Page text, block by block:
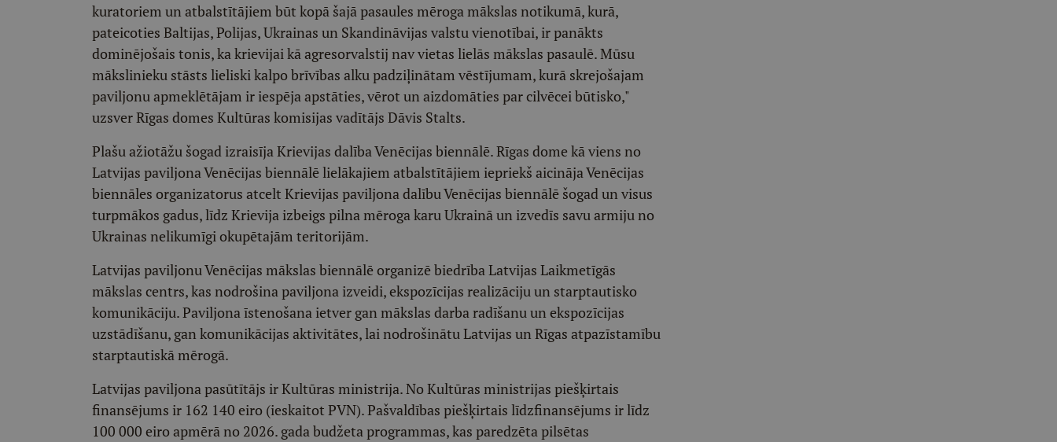
kuratoriem un atbalstītājiem būt kopā šajā pasaules mēroga mākslas notikumā, kurā,
pateicoties Baltijas, Polijas, Ukrainas un Skandināvijas valstu vienotībai, ir panākts
dominējošais tonis, ka krievijai kā agresorvalstij nav vietas lielās mākslas pasaulē. Mūsu
mākslinieku stāsts lieliski kalpo brīvības alku padziļinātam vēstījumam, kurā skrejošajam
paviljonu apmeklētājam ir iespēja apstāties, vērot un aizdomāties par cilvēcei būtisko,"
uzsver Rīgas domes Kultūras komisijas vadītājs Dāvis Stalts.
Plašu ažiotāžu šogad izraisīja Krievijas dalība Venēcijas biennālē. Rīgas dome kā viens no
Latvijas paviljona Venēcijas biennālē lielākajiem atbalstītājiem iepriekš aicināja Venēcijas
biennāles organizatorus atcelt Krievijas paviljona dalību Venēcijas biennālē šogad un visus
turpmākos gadus, līdz Krievija izbeigs pilna mēroga karu Ukrainā un izvedīs savu armiju no
Ukrainas nelikumīgi okupētajām teritorijām.
Latvijas paviljonu Venēcijas mākslas biennālē organizē biedrība Latvijas Laikmetīgās
mākslas centrs, kas nodrošina paviljona izveidi, ekspozīcijas realizāciju un starptautisko
komunikāciju. Paviljona īstenošana ietver gan mākslas darba radīšanu un ekspozīcijas
uzstādīšanu, gan komunikācijas aktivitātes, lai nodrošinātu Latvijas un Rīgas atpazīstamību
starptautiskā mērogā.
Latvijas paviljona pasūtītājs ir Kultūras ministrija. No Kultūras ministrijas piešķirtais
finansējums ir 162 140 eiro (ieskaitot PVN). Pašvaldības piešķirtais līdzfinansējums ir līdz
100 000 eiro apmērā no 2026. gada budžeta programmas, kas paredzēta pilsētas